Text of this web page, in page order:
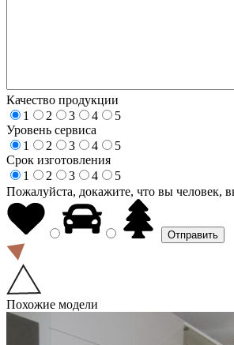
Качество продукции
1
2 3 4
5
Уровень сервиса
1
2 3 4
5
Срок изготовления
1
2 3 4
5
Пожалуйста, докажите, что вы человек,
Похожие модели